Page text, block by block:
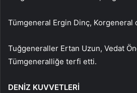
Tümgeneral Ergin Dinç, Korgeneral
Tuğgeneraller Ertan Uzun, Vedat
Tümgeneralliğe terfi etti.
DENİZ KUVVETLERİ